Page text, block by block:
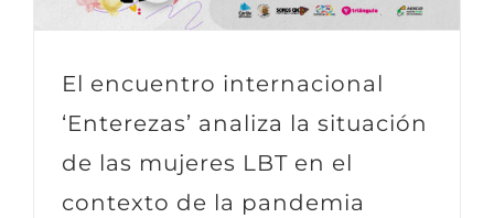
El encuentro internacional
‘Enterezas’ analiza la situación
de las mujeres LBT en el
contexto de la pandemia